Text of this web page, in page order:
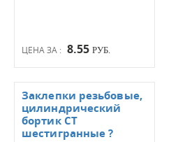
ЦЕНА ЗА : 8.55 РУБ.
Заклепки резьбовые,
цилиндрический
бортик СТ
шестигранные ?